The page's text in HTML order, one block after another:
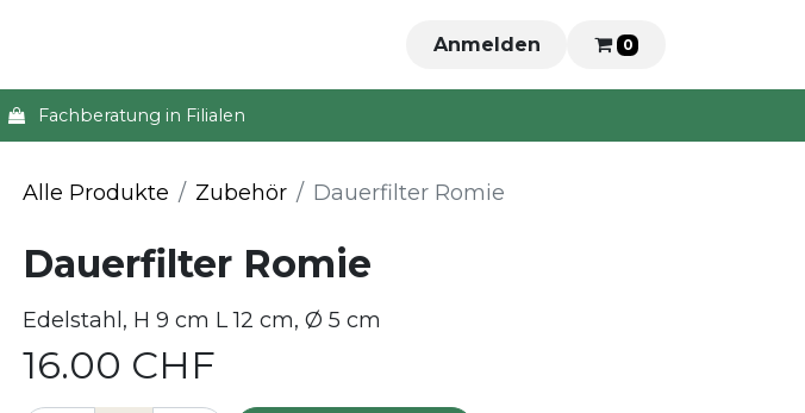
Anmelden 0
Fachberatung in Filialen
Alle Produkte Zubehör Dauerfilter Romie
Dauerfilter Romie
Edelstahl, H 9 cm L 12 cm, Ø 5 cm
16.00 CHF